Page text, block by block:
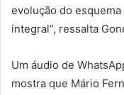
evolução do
integral”, ressalta
Um áudio de
mostra que Mário